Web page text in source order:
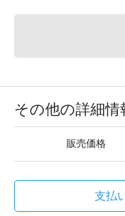
その他の詳細情
販売価格
支払